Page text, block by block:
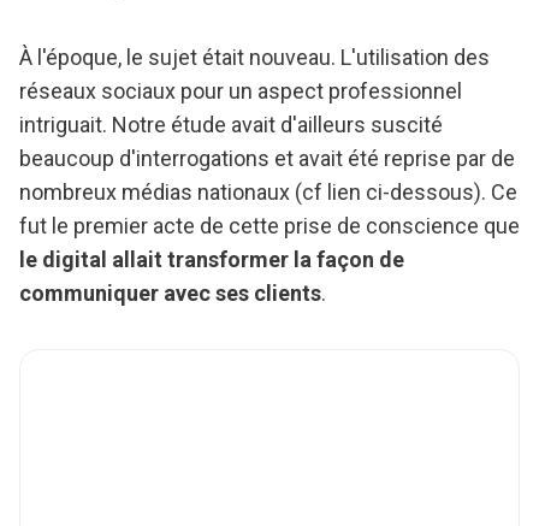
À l'époque, le sujet était nouveau. L'utilisation des
réseaux sociaux pour un aspect professionnel
intriguait. Notre étude avait d'ailleurs suscité
beaucoup d'interrogations et avait été reprise par de
nombreux médias nationaux (cf lien ci-dessous). Ce
fut le premier acte de cette prise de conscience que
le digital allait transformer la façon de
communiquer avec ses clients.